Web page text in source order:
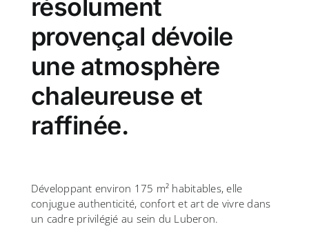
résolument
provençal dévoile
une atmosphère
chaleureuse et
raffinée.
Développant environ 175 m² habitables, elle
conjugue authenticité, confort et art de vivre dans
un cadre privilégié au sein du Luberon.